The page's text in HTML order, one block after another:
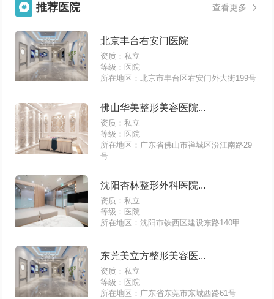
 推荐医院 查看更多 
北京丰台右安门医院
资质：私立
等级：医院
所在地区：北京市丰台区右安门外大街199号
佛山华美整形美容医院...
资质：私立
等级：医院
所在地区：广东省佛山市禅城区汾江南路29
号
沈阳杏林整形外科医院...
资质：私立
等级：医院
所在地区：沈阳市铁西区建设东路140甲
东莞美立方整形美容医...
资质：私立
等级：医院
所在地区：广东省东莞市东城西路61号